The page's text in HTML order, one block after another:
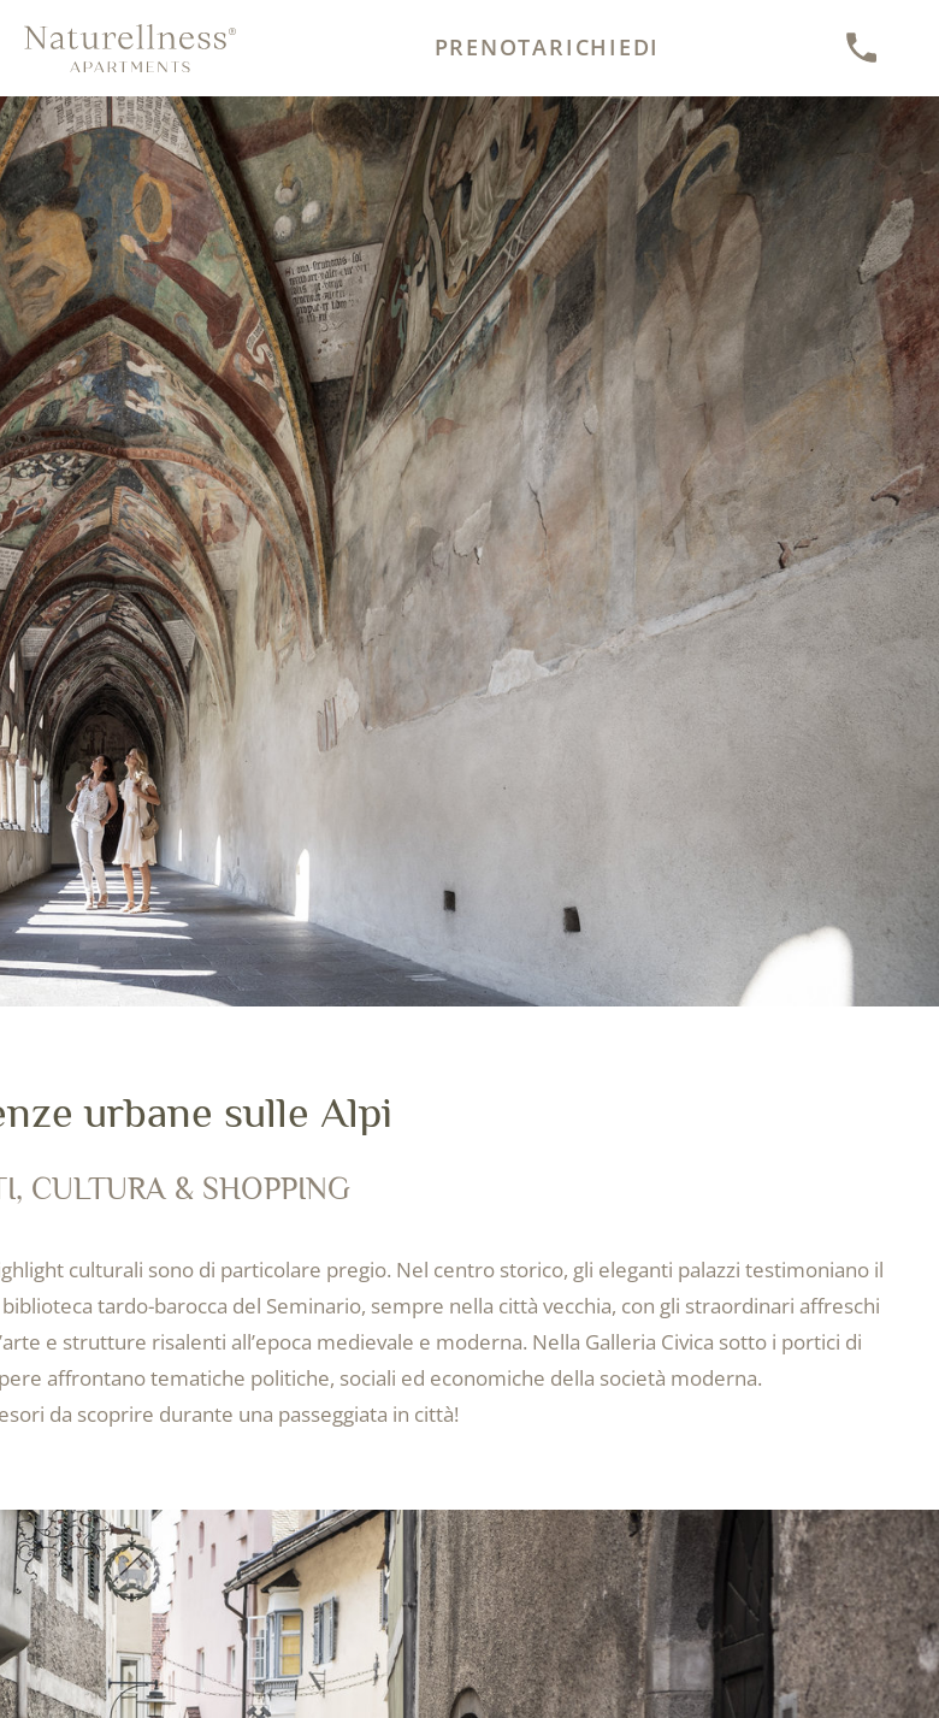
PRENOTARICHIEDI
urbane sulle Alpi
CULTURA & SHOPPING
culturali sono di particolare pregio. Nel centro storico, gli eleganti palazzi testimoniano il
tardo-barocca del Seminario, sempre nella città vecchia, con gli straordinari affreschi
e strutture risalenti all’epoca medievale e moderna. Nella Galleria Civica sotto i portici di
affrontano tematiche politiche, sociali ed economiche della società moderna.
da scoprire durante una passeggiata in città!